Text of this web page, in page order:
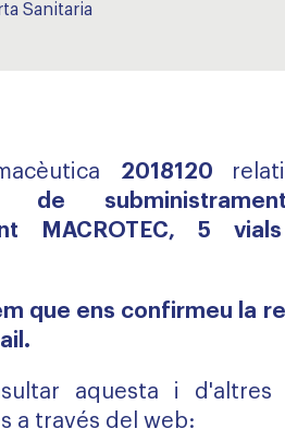
Sanitaria
2018120
de
MACROTEC, 5
que ens confirmeu la
aquesta i d'altres
a través del web: